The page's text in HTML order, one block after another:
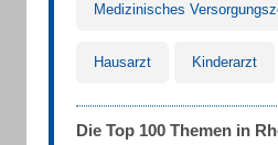
Medizinisches
Hausarzt Kinderarzt
Die Top 100 Themen in